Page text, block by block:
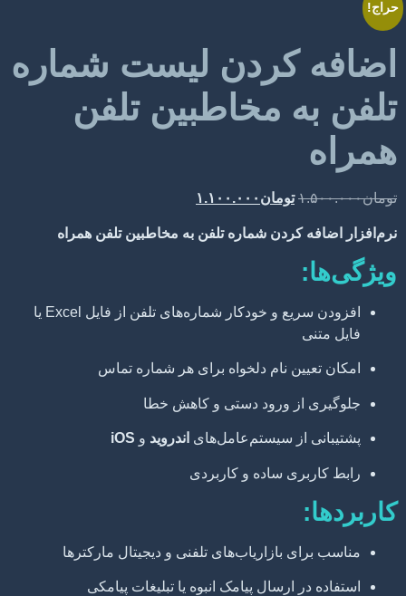
کردن لیست شماره
مخاطبین تلفن
تومان۱.۱۰۰.۰۰۰
کردن شماره تلفن به مخاطبین تلفن همراه
افزودن سریع و خودکار شماره‌های تلفن از فایل Excel یا
نام دلخواه برای هر شماره تماس
از ورود دستی و کاهش خطا
از سیستم‌عامل‌هایاندرویدوiOS
ساده و کاربردی
بازاریاب‌های تلفنی و دیجیتال مارکترها
در ارسال پیامک انبوه یا تبلیغات پیامکی